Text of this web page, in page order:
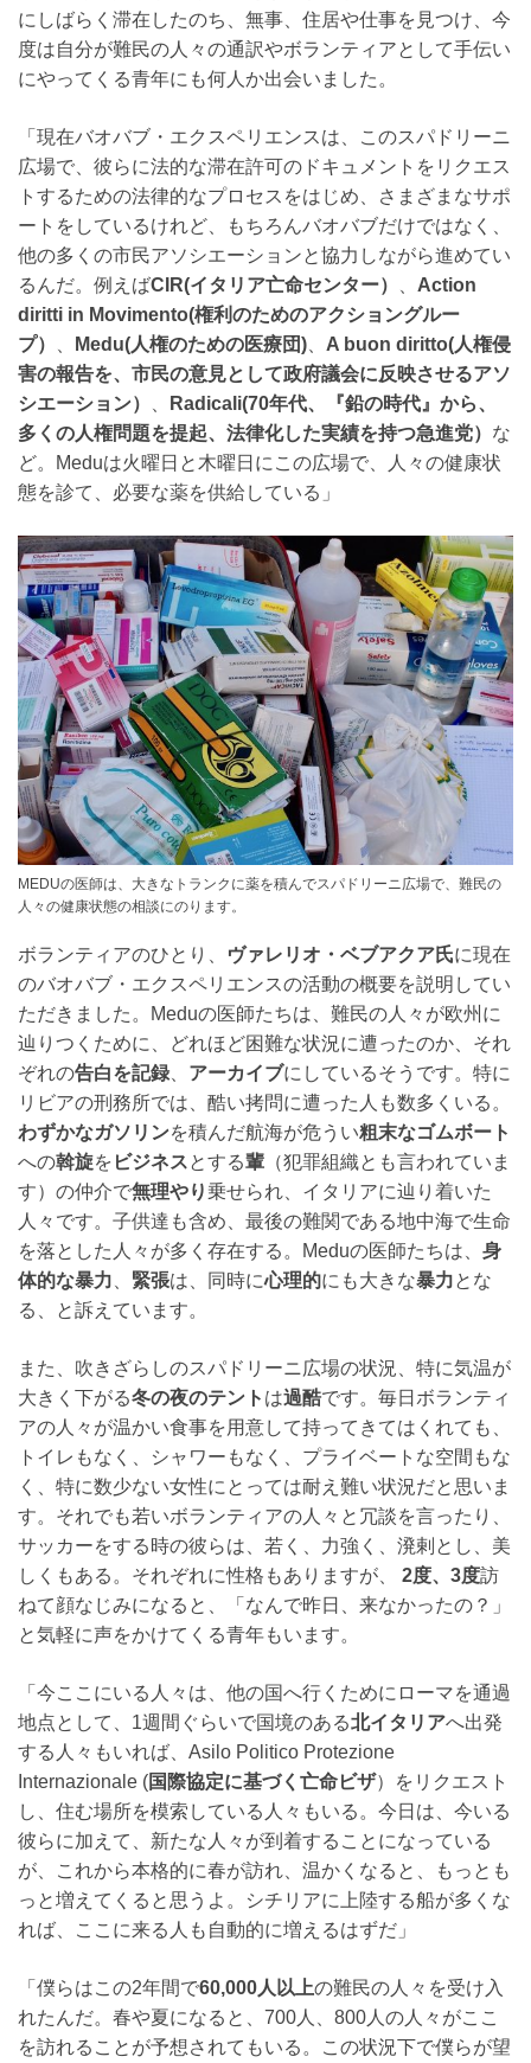
にしばらく滞在したのち、無事、住居や仕事を見つけ、今
度は自分が難民の人々の通訳やボランティアとして手伝い
にやってくる青年にも何人か出会いました。
「現在バオバブ・エクスペリエンスは、このスパドリーニ
広場で、彼らに法的な滞在許可のドキュメントをリクエス
トするための法律的なプロセスをはじめ、さまざまなサポ
ートをしているけれど、もちろんバオバブだけではなく、
他の多くの市民アソシエーションと協力しながら進めてい
るんだ。例えばCIR(イタリア亡命センター）
Action
diritti in Movimento(権利のためのアクショングルー
プ）
Medu(人権のための医療団)
A buon diritto(人権侵
害の報告を、市民の意見として政府議会に反映させるアソ
シエーション）
Radicali(70年代、『鉛の時代』から、
多くの人権問題を提起、法律化した実績を持つ急進党） な
ど。Meduは火曜日と木曜日にこの広場で、人々の健康状
態を診て、必要な薬を供給している」
MEDUの医師は、大きなトランクに薬を積んでスパドリーニ広場で、難民の
人々の健康状態の相談にのります。
ボランティアのひとり、 ヴァレリオ・ベブアクア氏に現在
のバオバブ・エクスペリエンスの活動の概要を説明してい
ただきました。Meduの医師たちは、難民の人々が欧州に
辿りつくために、どれほど困難な状況に遭ったのか、それ
ぞれの告白を記録、 アーカイブにしているそうです。特に
リビアの刑務所では、酷い拷問に遭った人も数多くいる。
わずかなガソリンを積んだ航海が危うい粗末なゴムボート
への斡旋を ビジネスとする輩 （犯罪組織とも言われていま
す）の仲介で無理やり 乗せられ、イタリアに辿り着いた
人々です。子供達も含め、最後の難関である地中海で生命
を落とした人々が多く存在する。Meduの医師たちは、 身
体的な暴力、 緊張は、同時に心理的にも大きな暴力とな
る、と訴えています。
また、吹きざらしのスパドリーニ広場の状況、特に気温が
大きく下がる冬の夜のテント は過酷です。毎日ボランティ
アの人々が温かい食事を用意して持ってきてはくれても、
トイレもなく、シャワーもなく、プライベートな空間もな
く、特に数少ない女性にとっては耐え難い状況だと思いま
す。それでも若いボランティアの人々と冗談を言ったり、
サッカーをする時の彼らは、若く、力強く、溌剌とし、美
しくもある。それぞれに性格もありますが、
2度、3度訪
ねて顔なじみになると、「なんで昨日、来なかったの？」
と気軽に声をかけてくる青年もいます。
「今ここにいる人々は、他の国へ行くためにローマを通過
地点として、1週間ぐらいで国境のある北イタリアへ出発
する人々もいれば、Asilo Politico Protezione
Internazionale (国際協定に基づく亡命ビザ）をリクエスト
し、住む場所を模索している人々もいる。今日は、今いる
彼らに加えて、新たな人々が到着することになっている
が、これから本格的に春が訪れ、温かくなると、もっとも
っと増えてくると思うよ。シチリアに上陸する船が多くな
れば、ここに来る人も自動的に増えるはずだ」
「僕らはこの2年間で60,000人以上の難民の人々を受け入
れたんだ。春や夏になると、700人、800人の人々がここ
を訪れることが予想されてもいる。この状況下で僕らが望